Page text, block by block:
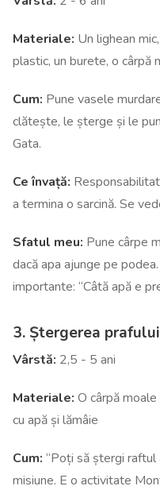
Materiale: Un lighean
plastic, un burete, o cârpă
Cum: Pune vasele
clătește, le șterge și le
Gata.
Ce învață:
a termina o sarcină. Se
Sfatul meu: Pune cârpe
dacă apa ajunge pe
importante: “Câtă apă e
3. Ștergerea prafului
Vârstă: 2,5 - 5 ani
Materiale: O cârpă
cu apă și lămâie
Cum: “Poți să ștergi raftul
misiune. E o activitate